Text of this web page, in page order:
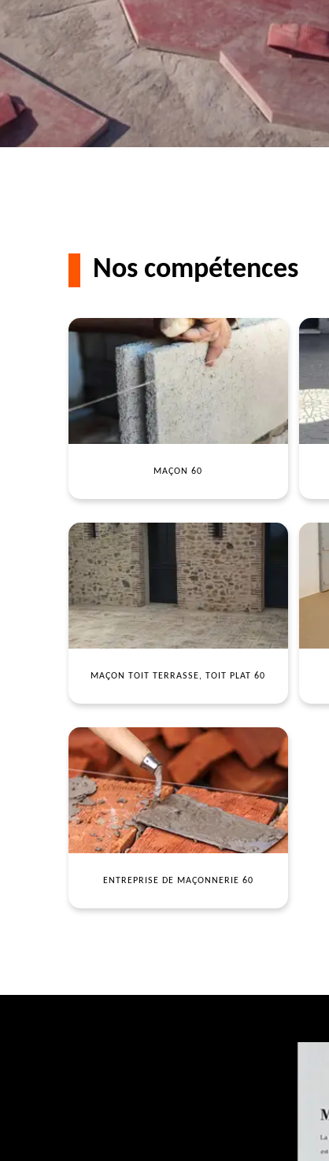
Nos compétences
MAÇON 60
MAÇON TOIT TERRASSE, TOIT PLAT 60
ENTREPRISE DE MAÇONNERIE 60